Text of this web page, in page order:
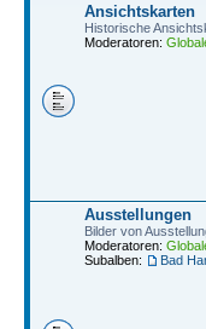
Ansichtskarten
Historische
Moderatoren:
Ausstellungen
Bilder von
Moderatoren:
Subalben:
Bad